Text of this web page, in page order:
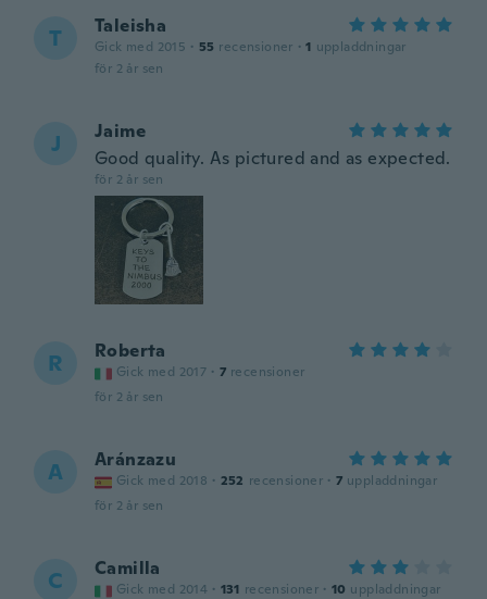
T Taleisha
Gick med 2015 · 55 recensioner · 1 uppladdningar
för 2 år sen
J
Jaime
Good quality. As pictured and as expected.
för 2 år sen
R Roberta
Gick med 2017 · 7 recensioner
för 2 år sen
A Aránzazu
Gick med 2018 · 252 recensioner · 7 uppladdningar
för 2 år sen
C Camilla
Gick med 2014 · 131 recensioner · 10 uppladdningar